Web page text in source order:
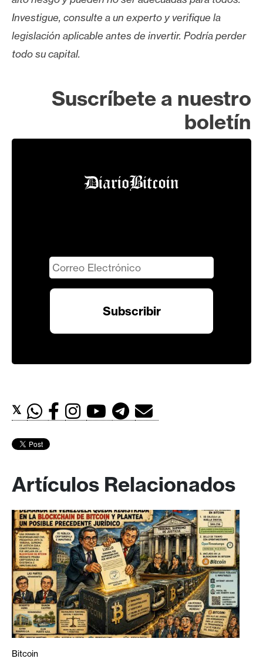
Investigue, consulte a un experto y verifique la
legislación aplicable antes de invertir. Podría perder
todo su capital.
Suscríbete a nuestro
boletín
𝕏
Artículos Relacionados
Bitcoin